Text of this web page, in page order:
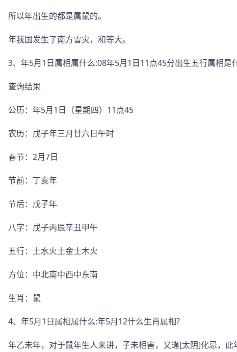
所以年出生的都是属鼠的。
年我国发生了南方雪灾，和等大。
3、年5月1日属相属什么:08年5月1日11点45分出生五行属相是
查询结果
公历：年5月1日（星期四）11点45
农历：戊子年三月廿六日午时
春节：2月7日
节前：丁亥年
节后：戊子年
八字：戊子丙辰辛丑甲午
五行：土水火土金土木火
方位：中北南中西中东南
生肖：鼠
4、年5月1日属相属什么:年5月12什么生肖属相?
年乙未年，对于鼠年生人来讲，子未相害，又逢[太阴]化忌，